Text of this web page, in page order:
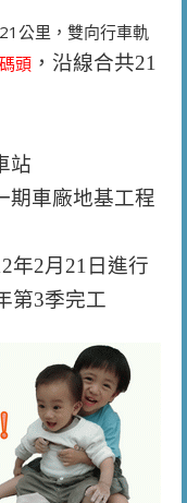
公里，雙向行車軌
頭 ，沿線合共21
站
期車廠地基工程
年2月21日進行
第3季完工